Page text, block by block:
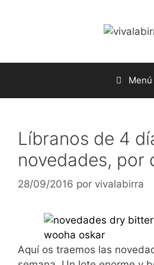
Menú
Líbranos de 4
novedades, por
28/09/2016 por vivalabirra
Aquí os traemos las